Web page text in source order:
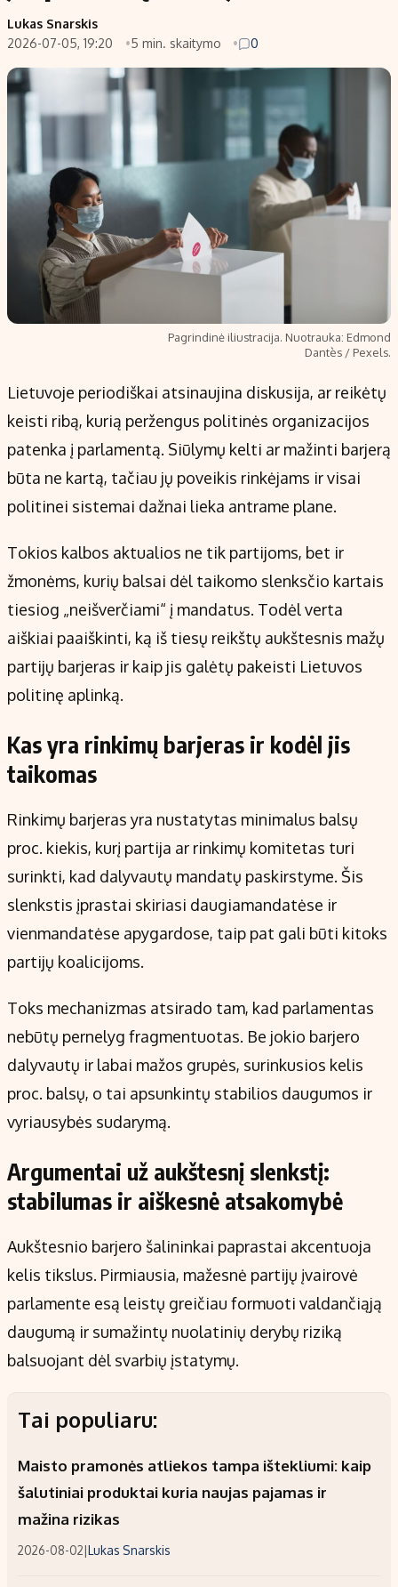
Lukas Snarskis
2026-07-05, 19:20
5 min. skaitymo 0
Pagrindinė iliustracija. Nuotrauka: Edmond
Dantès / Pexels.
Lietuvoje periodiškai atsinaujina diskusija, ar reikėtų
keisti ribą, kurią peržengus politinės organizacijos
patenka į parlamentą. Siūlymų kelti ar mažinti barjerą
būta ne kartą, tačiau jų poveikis rinkėjams ir visai
politinei sistemai dažnai lieka antrame plane.
Tokios kalbos aktualios ne tik partijoms, bet ir
žmonėms, kurių balsai dėl taikomo slenksčio kartais
tiesiog „neišverčiami“ į mandatus. Todėl verta
aiškiai paaiškinti, ką iš tiesų reikštų aukštesnis mažų
partijų barjeras ir kaip jis galėtų pakeisti Lietuvos
politinę aplinką.
Kas yra rinkimų barjeras ir kodėl jis
taikomas
Rinkimų barjeras yra nustatytas minimalus balsų
proc. kiekis, kurį partija ar rinkimų komitetas turi
surinkti, kad dalyvautų mandatų paskirstyme. Šis
slenkstis įprastai skiriasi daugiamandatėse ir
vienmandatėse apygardose, taip pat gali būti kitoks
partijų koalicijoms.
Toks mechanizmas atsirado tam, kad parlamentas
nebūtų pernelyg fragmentuotas. Be jokio barjero
dalyvautų ir labai mažos grupės, surinkusios kelis
proc. balsų, o tai apsunkintų stabilios daugumos ir
vyriausybės sudarymą.
Argumentai už aukštesnį slenkstį:
stabilumas ir aiškesnė atsakomybė
Aukštesnio barjero šalininkai paprastai akcentuoja
kelis tikslus. Pirmiausia, mažesnė partijų įvairovė
parlamente esą leistų greičiau formuoti valdančiąją
daugumą ir sumažintų nuolatinių derybų riziką
balsuojant dėl svarbių įstatymų.
Tai populiaru:
Maisto pramonės atliekos tampa ištekliumi: kaip
šalutiniai produktai kuria naujas pajamas ir
mažina rizikas
2026-08-02|Lukas Snarskis